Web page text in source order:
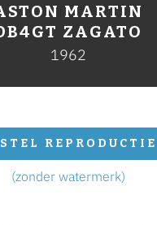
MARTIN
ZAGATO
1962
REPRODUCTIE
(zonder watermerk)